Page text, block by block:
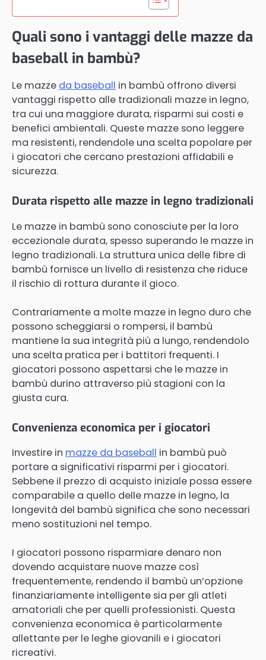
Quali sono i vantaggi delle mazze da
baseball in bambù?
Le mazze da baseball in bambù offrono diversi
vantaggi rispetto alle tradizionali mazze in legno,
tra cui una maggiore durata, risparmi sui costi e
benefici ambientali. Queste mazze sono leggere
ma resistenti, rendendole una scelta popolare per
i giocatori che cercano prestazioni affidabili e
sicurezza.
Durata rispetto alle mazze in legno tradizionali
Le mazze in bambù sono conosciute per la loro
eccezionale durata, spesso superando le mazze in
legno tradizionali. La struttura unica delle fibre di
bambù fornisce un livello di resistenza che riduce
il rischio di rottura durante il gioco.
Contrariamente a molte mazze in legno duro che
possono scheggiarsi o rompersi, il bambù
mantiene la sua integrità più a lungo, rendendolo
una scelta pratica per i battitori frequenti. I
giocatori possono aspettarsi che le mazze in
bambù durino attraverso più stagioni con la
giusta cura.
Convenienza economica per i giocatori
Investire in mazze da baseball in bambù può
portare a significativi risparmi per i giocatori.
Sebbene il prezzo di acquisto iniziale possa essere
comparabile a quello delle mazze in legno, la
longevità del bambù significa che sono necessari
meno sostituzioni nel tempo.
I giocatori possono risparmiare denaro non
dovendo acquistare nuove mazze così
frequentemente, rendendo il bambù un’opzione
finanziariamente intelligente sia per gli atleti
amatoriali che per quelli professionisti. Questa
convenienza economica è particolarmente
allettante per le leghe giovanili e i giocatori
ricreativi.